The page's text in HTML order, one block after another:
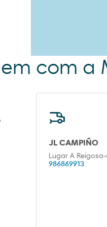
com a
JL CAMPIÑO
Lugar A
986869913